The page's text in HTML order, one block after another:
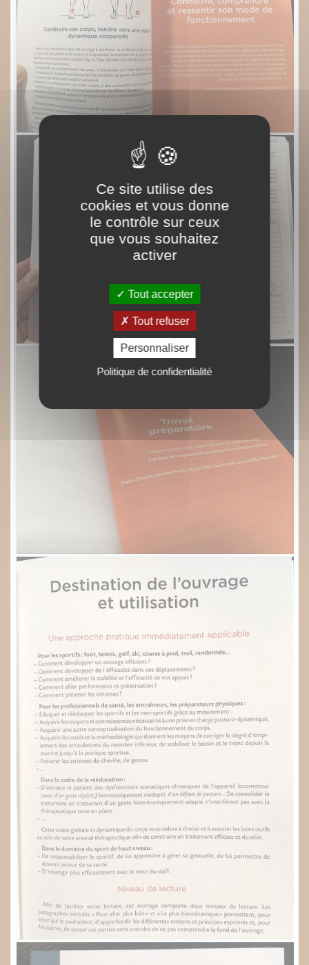
Ce site utilise des
cookies et vous donne
le contrôle sur ceux
que vous souhaitez
activer
Tout accepter
Tout refuser
Personnaliser
Politique de confidentialité